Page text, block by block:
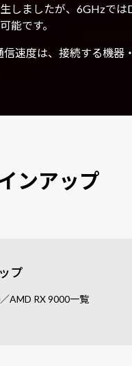
しましたが、6GHzでは
能です。
速度は、接続する機器
ンアップ
プ
AMD RX 9000一覧